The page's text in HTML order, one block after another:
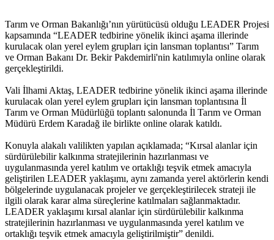
Tarım ve Orman Bakanlığı’nın yürütücüsü olduğu LEADER Projesi
kapsamında “LEADER tedbirine yönelik ikinci aşama illerinde
kurulacak olan yerel eylem grupları için lansman toplantısı” Tarım
ve Orman Bakanı Dr. Bekir Pakdemirli'nin katılımıyla online olarak
gerçekleştirildi.
Vali İlhami Aktaş, LEADER tedbirine yönelik ikinci aşama illerinde
kurulacak olan yerel eylem grupları için lansman toplantısına İl
Tarım ve Orman Müdürlüğü toplantı salonunda İl Tarım ve Orman
Müdürü Erdem Karadağ ile birlikte online olarak katıldı.
Konuyla alakalı valilikten yapılan açıklamada; “Kırsal alanlar için
sürdürülebilir kalkınma stratejilerinin hazırlanması ve
uygulanmasında yerel katılım ve ortaklığı teşvik etmek amacıyla
geliştirilen LEADER yaklaşımı, aynı zamanda yerel aktörlerin kendi
bölgelerinde uygulanacak projeler ve gerçekleştirilecek strateji ile
ilgili olarak karar alma süreçlerine katılmaları sağlanmaktadır.
LEADER yaklaşımı kırsal alanlar için sürdürülebilir kalkınma
stratejilerinin hazırlanması ve uygulanmasında yerel katılım ve
ortaklığı teşvik etmek amacıyla geliştirilmiştir” denildi.